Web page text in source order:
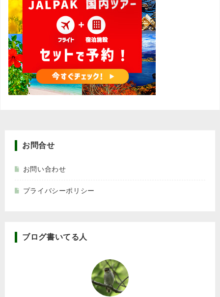
お問合せ
お問い合わせ
プライバシーポリシー
ブログ書いてる人